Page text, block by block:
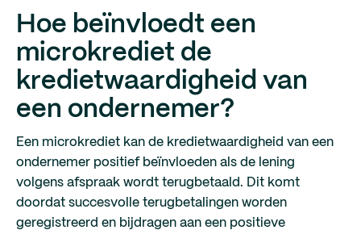
Hoe beïnvloedt een
microkrediet de
kredietwaardigheid van
een ondernemer?
Een microkrediet kan de kredietwaardigheid van een
ondernemer positief beïnvloeden als de lening
volgens afspraak wordt terugbetaald. Dit komt
doordat succesvolle terugbetalingen worden
geregistreerd en bijdragen aan een positieve